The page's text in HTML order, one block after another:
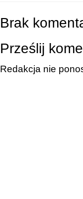
Brak
Prześlij
Redakcja nie